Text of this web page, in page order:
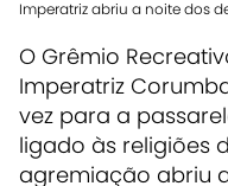
Imperatriz abriu a noite dos
O Grêmio
Imperatriz
vez para a
ligado às religiões
agremiação abriu